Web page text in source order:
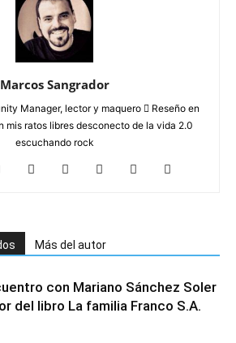
Marcos Sangrador
Manager, lector y maquero  Reseño en
mis ratos libres desconecto de la vida 2.0
escuchando rock
Más del autor
con Mariano Sánchez Soler
del libro La familia Franco S.A.